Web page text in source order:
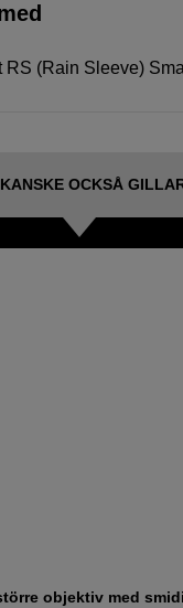
RS (Rain Sleeve)
OCKSÅ
objektiv med